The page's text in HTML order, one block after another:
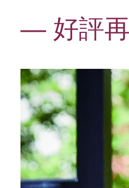
— 好評